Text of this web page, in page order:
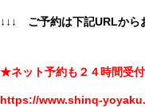
↓↓↓ ご予約は下記URLか
★ネット予約も２４時間受付
https://www.shinq-